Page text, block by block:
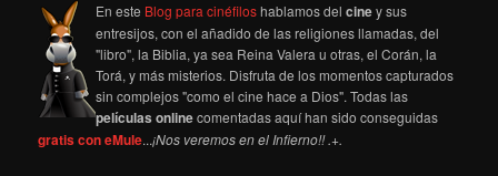
En este Blog para cinéfiloshablamos delciney sus
entresijos, con el añadido de las religiones llamadas, del
"libro", la Biblia, ya sea Reina Valera u otras, el Corán, la
Torá, y más misterios. Disfruta de los momentos capturados
sin complejos "como el cine hace a Dios". Todas las
películas onlinecomentadas aquí han sido conseguidas
gratis con eMule...¡Nos veremos en el Infierno!! .+.